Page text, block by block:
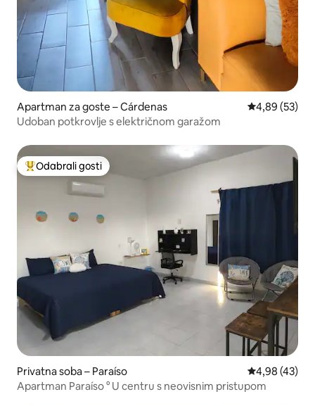
Apartman za goste – Cárdenas Prosječna
4,89 (53)
Udoban potkrovlje s električnom garažom
Među najviše rangiranima s oznakom „Odabrali gosti”
Odabrali gosti
Privatna soba – Paraíso Prosječna
4,98 (43)
Apartman Paraíso ° U centru s neovisnim pristupom